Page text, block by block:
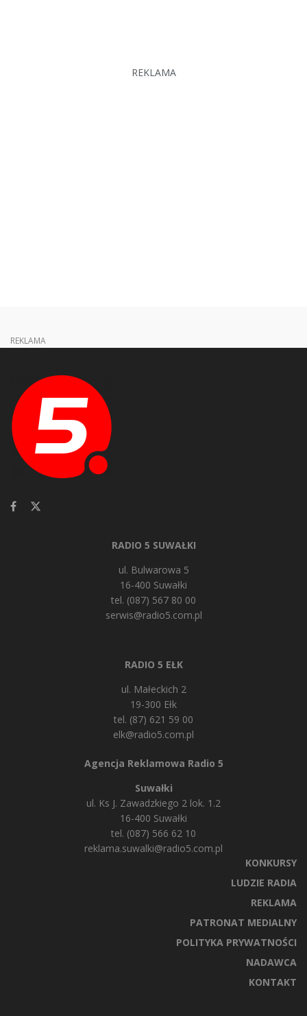
REKLAMA
REKLAMA
RADIO 5 SUWAŁKI
ul. Bulwarowa 5
16-400 Suwałki
tel. (087) 567 80 00
serwis@radio5.com.pl
RADIO 5 EŁK
ul. Małeckich 2
19-300 Ełk
tel. (87) 621 59 00
elk@radio5.com.pl
Agencja Reklamowa Radio 5
Suwałki
ul. Ks J. Zawadzkiego 2 lok. 1.2
16-400 Suwałki
tel. (087) 566 62 10
reklama.suwalki@radio5.com.pl
KONKURSY
LUDZIE RADIA
REKLAMA
PATRONAT MEDIALNY
POLITYKA PRYWATNOŚCI
NADAWCA
KONTAKT